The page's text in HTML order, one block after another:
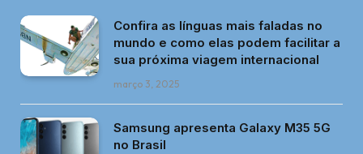
Confira as línguas mais faladas no
mundo e como elas podem facilitar a
sua próxima viagem internacional
março 3, 2025
Samsung apresenta Galaxy M35 5G
no Brasil